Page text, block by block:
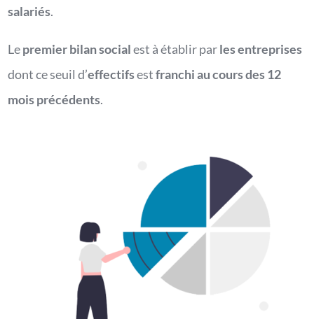
salariés.
Lepremier bilan socialest à établir parles entreprises
dont ce seuil d’effectifsestfranchi au cours des 12
mois précédents.